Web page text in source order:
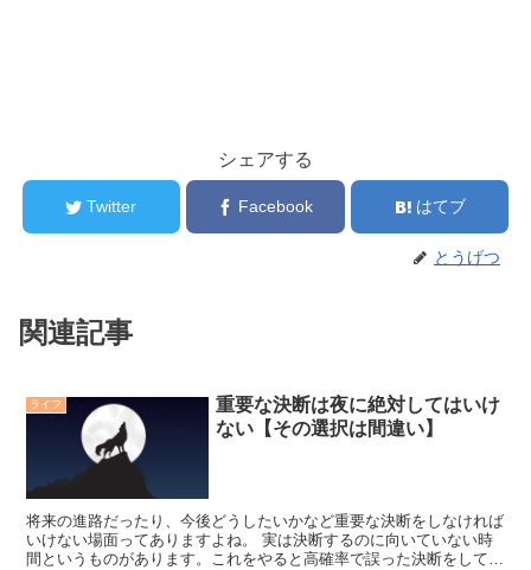
シェアする
Twitter Facebook はてブ
とうげつ
関連記事
ライフ
重要な決断は夜に絶対してはいけ
ない【その選択は間違い】
将来の進路だったり、今後どうしたいかなど重要な決断をしなければ
いけない場面ってありますよね。 実は決断するのに向いていない時
間というものがあります。これをやると高確率で誤った決断をしてし